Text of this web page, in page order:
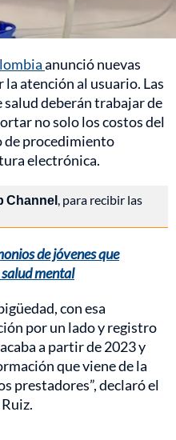
anunció nuevas
atención al usuario. Las
deberán trabajar de
no solo los costos del
de procedimiento
electrónica.
Channel , para recibir las
de jóvenes que
mental
con esa
por un lado y registro
a partir de 2023 y
que viene de la
prestadores”, declaró el